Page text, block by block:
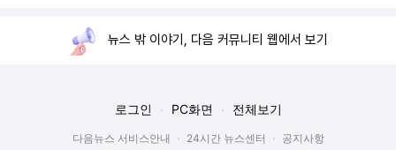
뉴스 밖 이야기, 다음 커뮤니티 웹에서 보기
로그인 PC화면 전체보기
다음뉴스 서비스안내 24시간 뉴스센터
공지사항